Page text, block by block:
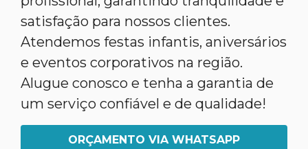
satisfação para nossos clientes.
Atendemos festas infantis, aniversários
e eventos corporativos na região.
Alugue conosco e tenha a garantia de
um serviço confiável e de qualidade!
ORÇAMENTO VIA WHATSAPP